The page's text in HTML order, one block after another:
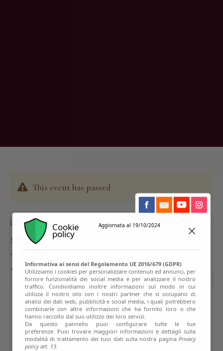
This event has passed
Cookie
policy
Aggiornata al 19/10/2024
Informativa ai sensi del Regolamento UE 2016/679 (GDPR)
Utilizziamo i cookies per personalizzare contenuti ed annunci, per
fornire funzionalità dei social media e per analizzare il nostro
traffico. Condividiamo inoltre informazioni sul modo in cui
utilizza il nostro sito con i nostri partner che si occupano di
analisi dei dati web, pubblicità e social media, i quali potrebbero
combinarle con altre informazioni che ha fornito loro o che
hanno raccolto dal suo utilizzo dei loro servizi.
Da questo pannello puoi configurare tutte le tue
preferenze. Puoi trovare maggiori informazioni e dettagli sulla
modalità di trattamento dei tuoi dati sulla nostra paginaPrivacy
policy art. 13.